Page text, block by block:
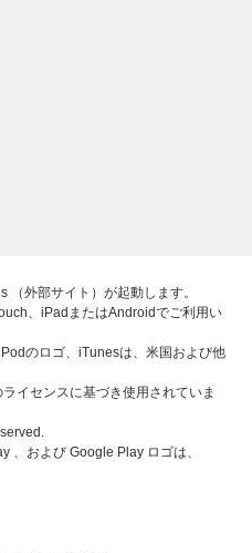
（外部サイト）が起動します。
、iPadまたはAndroidでご利用い
のロゴ、iTunesは、米国および他
イセンスに基づき使用されていま
、および Google Play ロゴは、